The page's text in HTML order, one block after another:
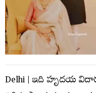
Delhi | ఇది హృద‌య